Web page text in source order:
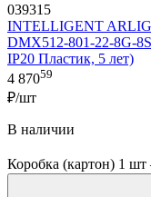
039315
INTELLIGENT
DMX512-801-22-8G-
IP20 Пластик, 5 лет)
4 87059
₽/шт
В наличии
Коробка (картон) 1